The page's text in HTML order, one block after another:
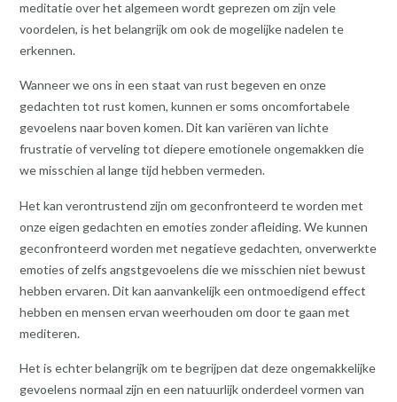
meditatie over het algemeen wordt geprezen om zijn vele
voordelen, is het belangrijk om ook de mogelijke nadelen te
erkennen.
Wanneer we ons in een staat van rust begeven en onze
gedachten tot rust komen, kunnen er soms oncomfortabele
gevoelens naar boven komen. Dit kan variëren van lichte
frustratie of verveling tot diepere emotionele ongemakken die
we misschien al lange tijd hebben vermeden.
Het kan verontrustend zijn om geconfronteerd te worden met
onze eigen gedachten en emoties zonder afleiding. We kunnen
geconfronteerd worden met negatieve gedachten, onverwerkte
emoties of zelfs angstgevoelens die we misschien niet bewust
hebben ervaren. Dit kan aanvankelijk een ontmoedigend effect
hebben en mensen ervan weerhouden om door te gaan met
mediteren.
Het is echter belangrijk om te begrijpen dat deze ongemakkelijke
gevoelens normaal zijn en een natuurlijk onderdeel vormen van